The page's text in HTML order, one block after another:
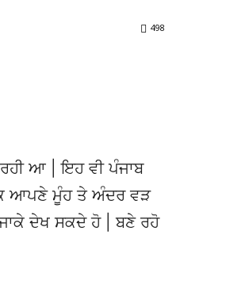
498
ਆ | ਇਹ ਵੀ ਪੰਜਾਬ
ਆਪਣੇ ਮੂੰਹ ਤੇ ਅੰਦਰ ਵੜ
ਦੇਖ ਸਕਦੇ ਹੋ | ਬਣੇ ਰਹੋ